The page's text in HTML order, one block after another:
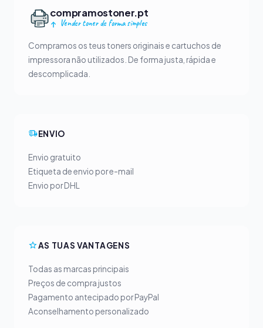
compramostoner.pt
Vender toner de forma simples
Compramos os teus toners originais e cartuchos de
impressora não utilizados. De forma justa, rápida e
descomplicada.
ENVIO
Envio gratuito
Etiqueta de envio por e-mail
Envio por DHL
AS TUAS VANTAGENS
Todas as marcas principais
Preços de compra justos
Pagamento antecipado por PayPal
Aconselhamento personalizado